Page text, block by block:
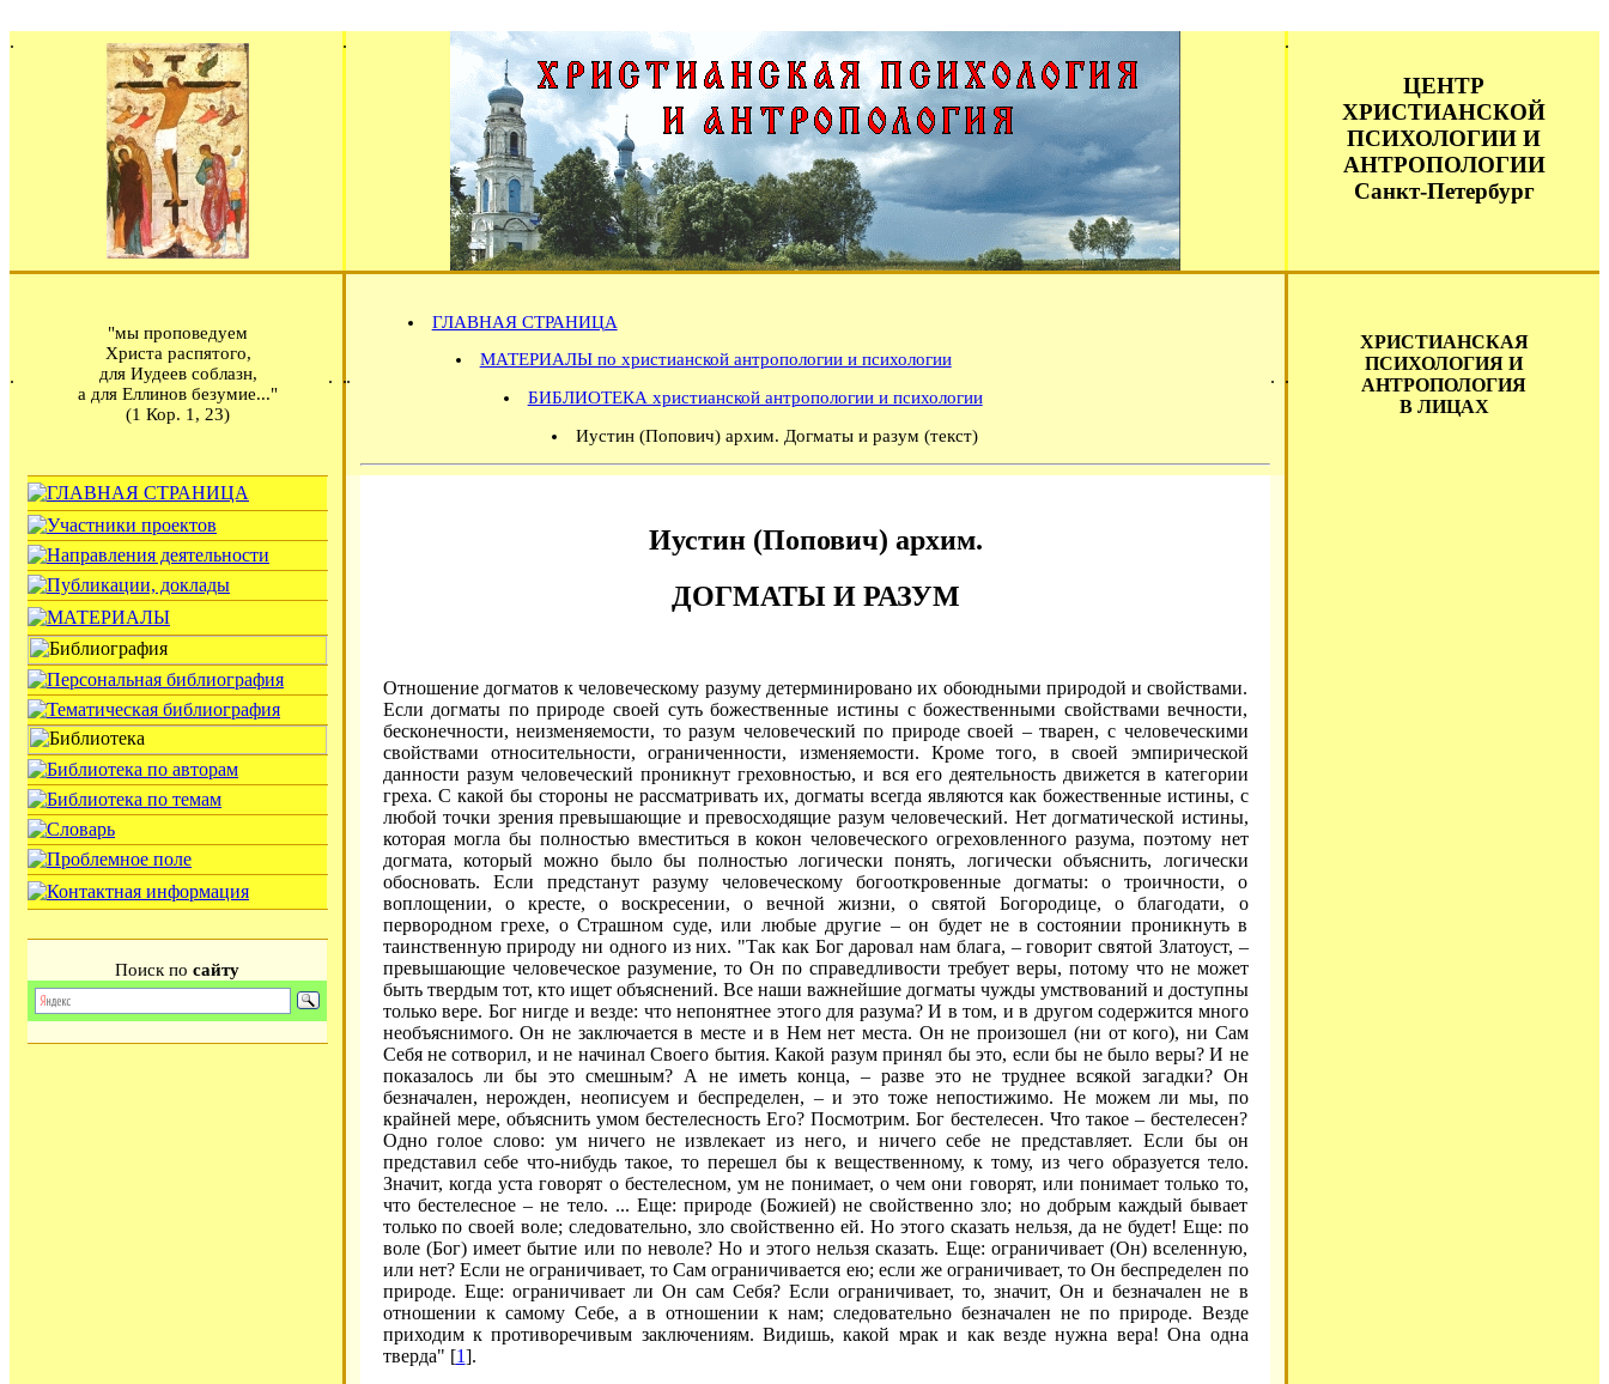
ЦЕНТР
ХРИСТИАНСКОЙ
ПСИХОЛОГИИ И
АНТРОПОЛОГИИ
Санкт-Петербург
"мы проповедуем
Христа распятого,
для Иудеев соблазн,
а для Еллинов безумие..."
(1 Кор. 1, 23)
ГЛАВНАЯ СТРАНИЦА
МАТЕРИАЛЫ по христианской антропологии и психологии
БИБЛИОТЕКА христианской антропологии и психологии
Иустин (Попович) архим. Догматы и разум (текст)
ХРИСТИАНСКАЯ
ПСИХОЛОГИЯ И
АНТРОПОЛОГИЯ
В ЛИЦАХ
Поиск по сайту
Иустин (Попович) архим.
ДОГМАТЫ И РАЗУМ
Отношение догматов к человеческому разуму детерминировано их обоюдными природой и свойствами.
Если догматы по природе своей суть божественные истины с божественными свойствами вечности,
бесконечности, неизменяемости, то разум человеческий по природе своей – тварен, с человеческими
свойствами относительности, ограниченности, изменяемости. Кроме того, в своей эмпирической
данности разум человеческий проникнут греховностью, и вся его деятельность движется в категории
греха. С какой бы стороны не рассматривать их, догматы всегда являются как божественные истины, с
любой точки зрения превышающие и превосходящие разум человеческий. Нет догматической истины,
которая могла бы полностью вместиться в кокон человеческого огреховленного разума, поэтому нет
догмата, который можно было бы полностью логически понять, логически объяснить, логически
обосновать. Если предстанут разуму человеческому богооткровенные догматы: о троичности, о
воплощении, о кресте, о воскресении, о вечной жизни, о святой Богородице, о благодати, о
первородном грехе, о Страшном суде, или любые другие – он будет не в состоянии проникнуть в
таинственную природу ни одного из них. "Так как Бог даровал нам блага, – говорит святой Златоуст, –
превышающие человеческое разумение, то Он по справедливости требует веры, потому что не может
быть твердым тот, кто ищет объяснений. Все наши важнейшие догматы чужды умствований и доступны
только вере. Бог нигде и везде: что непонятнее этого для разума? И в том, и в другом содержится много
необъяснимого. Он не заключается в месте и в Нем нет места. Он не произошел (ни от кого), ни Сам
Себя не сотворил, и не начинал Своего бытия. Какой разум принял бы это, если бы не было веры? И не
показалось ли бы это смешным? А не иметь конца, – разве это не труднее всякой загадки? Он
безначален, нерожден, неописуем и беспределен, – и это тоже непостижимо. Не можем ли мы, по
крайней мере, объяснить умом бестелесность Его? Посмотрим. Бог бестелесен. Что такое – бестелесен?
Одно голое слово: ум ничего не извлекает из него, и ничего себе не представляет. Если бы он
представил себе что-нибудь такое, то перешел бы к вещественному, к тому, из чего образуется тело.
Значит, когда уста говорят о бестелесном, ум не понимает, о чем они говорят, или понимает только то,
что бестелесное – не тело. ... Еще: природе (Божией) не свойственно зло; но добрым каждый бывает
только по своей воле; следовательно, зло свойственно ей. Но этого сказать нельзя, да не будет! Еще: по
воле (Бог) имеет бытие или по неволе? Но и этого нельзя сказать. Еще: ограничивает (Он) вселенную,
или нет? Если не ограничивает, то Сам ограничивается ею; если же ограничивает, то Он беспределен по
природе. Еще: ограничивает ли Он сам Себя? Если ограничивает, то, значит, Он и безначален не в
отношении к самому Себе, а в отношении к нам; следовательно безначален не по природе. Везде
приходим к противоречивым заключениям. Видишь, какой мрак и как везде нужна вера! Она одна
тверда" [1].